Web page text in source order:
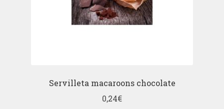
Servilleta macaroons chocolate
0,24€